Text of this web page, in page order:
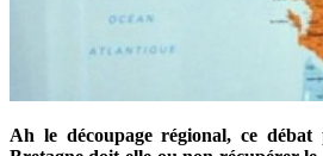
Ah le découpage régional, ce